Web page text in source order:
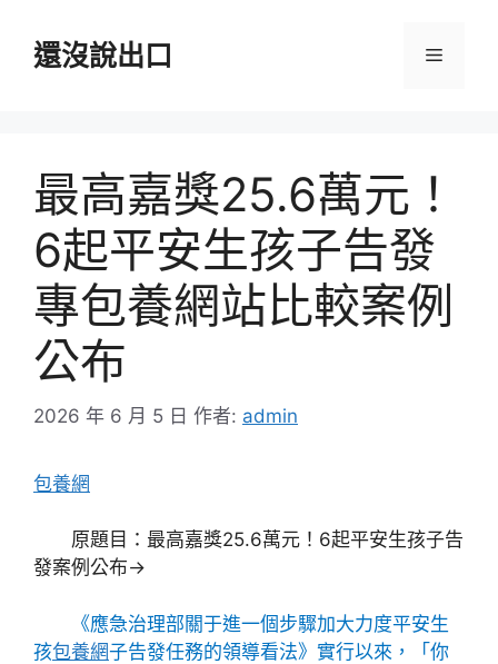
還沒說出口 選
最高嘉獎25.6萬元！
6起平安生孩子告發
專包養網站比較案例
公布
2026 年 6 月 5 日 作者: admin
包養網
原題目：最高嘉獎25.6萬元！6起平安生孩子告
發案例公布→
《應急治理部關于進一個步驟加大力度平安生
孩包養網子告發任務的領導看法》實行以來，「你